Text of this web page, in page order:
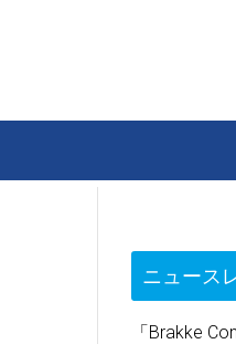
ニュース
「Brakke